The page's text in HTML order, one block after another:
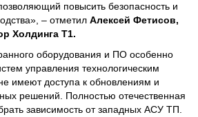
повысить безопасность и
– отметил Алексей Фетисов,
Холдинга Т1.
оборудования и ПО особенно
управления технологическим
имеют доступа к обновлениям и
решений. Полностью отечественная
зависимость от западных АСУ ТП.